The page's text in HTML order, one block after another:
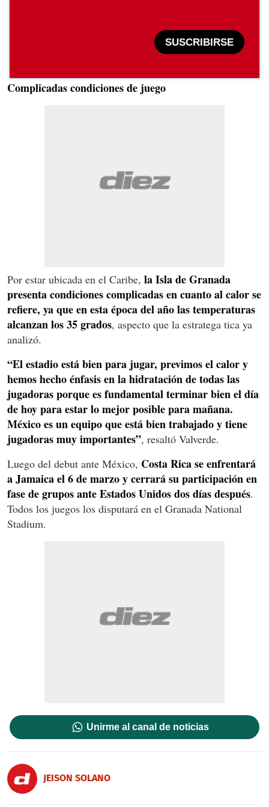
SUSCRIBIRSE
Complicadas condiciones de juego
Por estar ubicada en el Caribe, la Isla de Granada
presenta condiciones complicadas en cuanto al calor se
refiere, ya que en esta época del año las temperaturas
alcanzan los 35 grados, aspecto que la estratega tica ya
analizó.
“El estadio está bien para jugar, previmos el calor y
hemos hecho énfasis en la hidratación de todas las
jugadoras porque es fundamental terminar bien el día
de hoy para estar lo mejor posible para mañana.
México es un equipo que está bien trabajado y tiene
jugadoras muy importantes”, resaltó Valverde.
Luego del debut ante México, Costa Rica se enfrentará
a Jamaica el 6 de marzo y cerrará su participación en
fase de grupos ante Estados Unidos dos días después.
Todos los juegos los disputará en el Granada National
Stadium.
Unirme al canal de noticias
JEISON SOLANO